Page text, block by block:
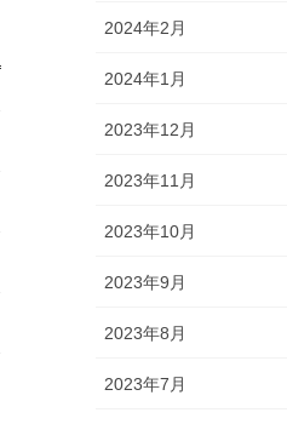
2024年2月
2024年1月
2023年12月
2023年11月
2023年10月
2023年9月
2023年8月
2023年7月